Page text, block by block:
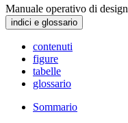
Manuale operativo di design
indici e glossario
contenuti
figure
tabelle
glossario
Sommario